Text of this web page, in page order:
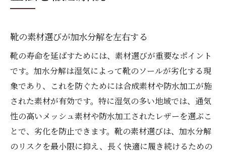
靴の素材選びが加水分解を左右する
靴の寿命を延ばすためには、素材選びが重要なポイント
です。加水分解は湿気によって靴のソールが劣化する現
象であり、これを防ぐためには合成素材や防水加工が施
された素材が有効です。特に湿気の多い地域では、通気
性の高いメッシュ素材や防水加工されたレザーを選ぶこ
とで、劣化を防止できます。靴の素材選びは、加水分解
のリスクを最小限に抑え、長く快適に履き続けるための